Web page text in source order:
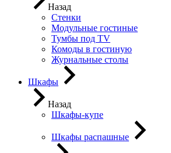
Назад
Стенки
Модульные гостиные
Тумбы под ТV
Комоды в гостиную
Журнальные столы
Шкафы
Назад
Шкафы-купе
Шкафы распашные